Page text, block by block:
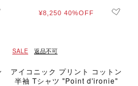
¥8,250 40%OFF
SALE 返品不可
アイコニック プリント コットン
半袖 Tシャツ "Point d'ironie"